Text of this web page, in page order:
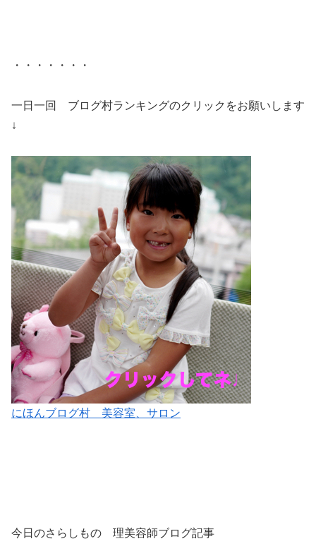
・・・・・・・
一日一回 ブログ村ランキングのクリックをお願いします
↓
にほんブログ村 美容室、サロン
今日のさらしもの 理美容師ブログ記事